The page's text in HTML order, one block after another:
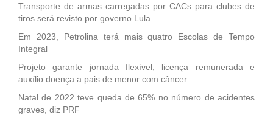
Transporte de armas carregadas por CACs para clubes de
tiros será revisto por governo Lula
Em 2023, Petrolina terá mais quatro Escolas de Tempo
Integral
Projeto garante jornada flexível, licença remunerada e
auxílio doença a pais de menor com câncer
Natal de 2022 teve queda de 65% no número de acidentes
graves, diz PRF